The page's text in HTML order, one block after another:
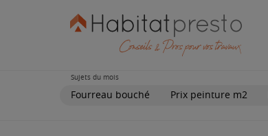
Sujets du mois
Fourreau bouché Prix peinture m2